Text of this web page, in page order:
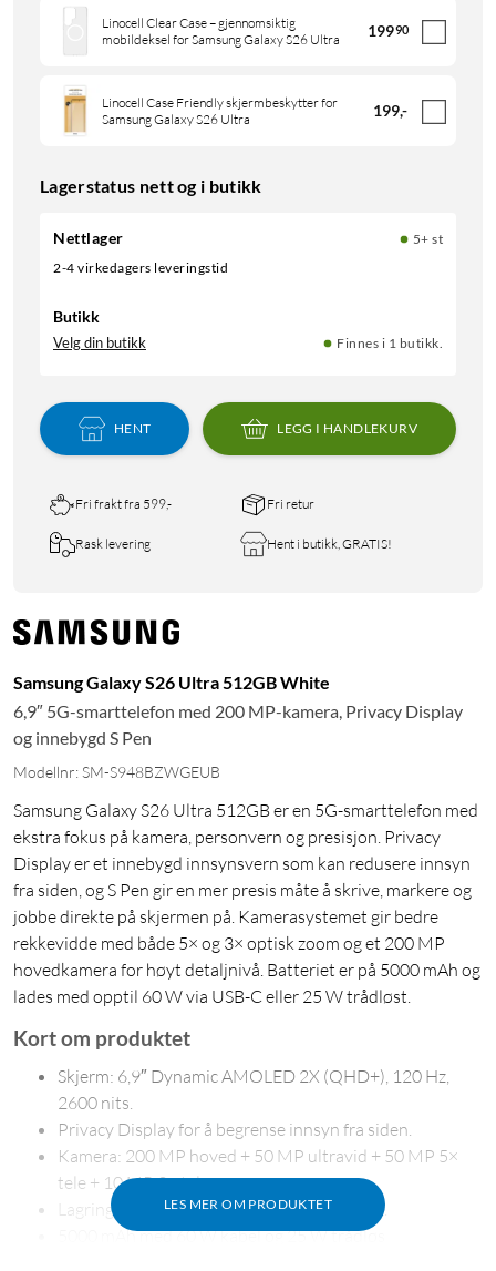
Linocell Clear Case – gjennomsiktig
mobildeksel for Samsung Galaxy S26 Ultra
19990
Linocell Case Friendly skjermbeskytter for
Samsung Galaxy S26 Ultra
199,-
Lagerstatus nett og i butikk
Nettlager
5+ st
2-4 virkedagers leveringstid
Butikk
Velg din butikk Finnes i 1 butikk.
HENT LEGG I HANDLEKURV
Fri frakt fra 599,- Fri retur
Rask levering Hent i butikk, GRATIS!
Samsung Galaxy S26 Ultra 512GB White
6,9″ 5G-smarttelefon med 200 MP-kamera, Privacy Display
og innebygd S Pen
Modellnr: SM-S948BZWGEUB
Samsung Galaxy S26 Ultra 512GB er en 5G-smarttelefon med
ekstra fokus på kamera, personvern og presisjon. Privacy
Display er et innebygd innsynsvern som kan redusere innsyn
fra siden, og S Pen gir en mer presis måte å skrive, markere og
jobbe direkte på skjermen på. Kamerasystemet gir bedre
rekkevidde med både 5× og 3× optisk zoom og et 200 MP
hovedkamera for høyt detaljnivå. Batteriet er på 5000 mAh og
lades med opptil 60 W via USB-C eller 25 W trådløst.
LES MER OM PRODUKTET
Kort om produktet
Skjerm: 6,9″ Dynamic AMOLED 2X (QHD+), 120 Hz,
2600 nits.
Privacy Display for å begrense innsyn fra siden.
Kamera: 200 MP hoved + 50 MP ultravid + 50 MP 5×
tele + 10 MP 3× tele.
Lagring: 512 GB for bilder, videoer og apper.
5000 mAh med 60 W kabel og 25 W trådløs